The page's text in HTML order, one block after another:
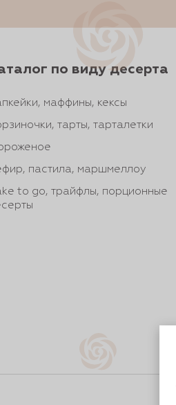
по виду десерта
маффины, кексы
тарты, тарталетки
пастила, маршмеллоу
to go, трайфлы, порционные